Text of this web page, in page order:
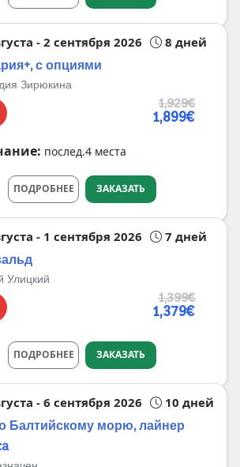
- 2 сентября 2026 8 дней
с опциями
Зирюкина
1,929€
1,899€
послед.4 места
ПОДРОБНЕЕ ЗАКАЗАТЬ
- 1 сентября 2026 7 дней
Улицкий
1,399€
1,379€
ПОДРОБНЕЕ ЗАКАЗАТЬ
- 6 сентября 2026 10 дней
Балтийскому морю, лайнер